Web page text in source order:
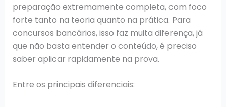
preparação extremamente completa, com foco
forte tanto na teoria quanto na prática. Para
concursos bancários, isso faz muita diferença, já
que não basta entender o conteúdo, é preciso
saber aplicar rapidamente na prova.
Entre os principais diferenciais: